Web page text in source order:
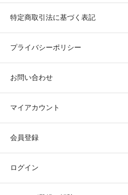
特定商取引法に基づく表記
プライバシーポリシー
お問い合わせ
マイアカウント
会員登録
ログイン